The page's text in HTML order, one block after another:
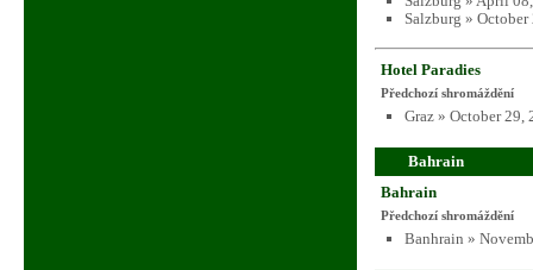
Salzburg »
Hotel Paradies
Předchozí shromáždění
Graz » October 29,
Bahrain
Bahrain
Předchozí shromáždění
Banhrain »